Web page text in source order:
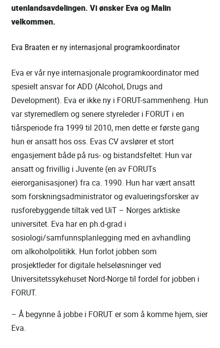
utenlandsavdelingen. Vi ønsker Eva og Malin
velkommen.
Eva Braaten er ny internasjonal programkoordinator
Eva er vår nye internasjonale programkoordinator med
spesielt ansvar for ADD (Alcohol, Drugs and
Development). Eva er ikke ny i FORUT-sammenheng. Hun
var styremedlem og senere styreleder i FORUT i en
tiårsperiode fra 1999 til 2010, men dette er første gang
hun er ansatt hos oss. Evas CV avslører et stort
engasjement både på rus- og bistandsfeltet: Hun var
ansatt og frivillig i Juvente (en av FORUTs
eierorganisasjoner) fra ca. 1990. Hun har vært ansatt
som forskningsadministrator og evalueringsforsker av
rusforebyggende tiltak ved UiT – Norges arktiske
universitet. Eva har en ph.d-grad i
sosiologi/samfunnsplanlegging med en avhandling
om alkoholpolitikk. Hun forlot jobben som
prosjektleder for digitale helseløsninger ved
Universitetssykehuset Nord-Norge til fordel for jobben i
FORUT.
– Å begynne å jobbe i FORUT er som å komme hjem, sier
Eva.